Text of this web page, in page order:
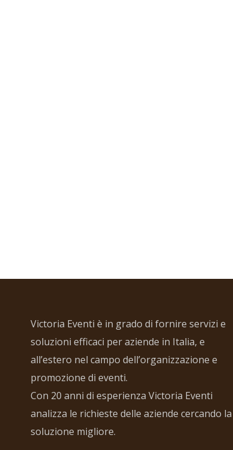
Victoria Eventi è in grado di fornire servizi e
soluzioni efficaci per aziende in Italia, e
all’estero nel campo dell’organizzazione e
promozione di eventi.
Con 20 anni di esperienza Victoria Eventi
analizza le richieste delle aziende cercando la
soluzione migliore.